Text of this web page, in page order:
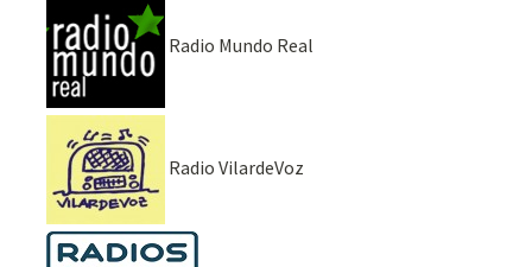
Radio Mundo Real
Radio VilardeVoz